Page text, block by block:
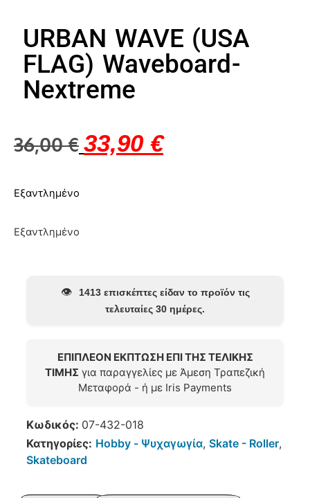
URBAN WAVE (USA
FLAG) Waveboard-
Nextreme
36,00€ 33,90 €
Εξαντλημένο
Εξαντλημένο
👁️
1413 επισκέπτες είδαν το προϊόν τις
τελευταίες 30 ημέρες.
ΕΠΙΠΛΕΟΝ ΕΚΠΤΩΣΗ ΕΠΙ ΤΗΣ ΤΕΛΙΚΗΣ
ΤΙΜΗΣ για παραγγελίες με Άμεση Τραπεζική
Μεταφορά - ή με Iris Payments
Κωδικός: 07-432-018
Κατηγορίες: Hobby - Ψυχαγωγία, Skate - Roller,
Skateboard